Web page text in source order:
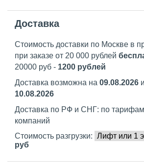
Доставка
Стоимость доставки по Москве в
при заказе от 20 000 рублей
20000 руб - 1200 рублей
Доставка возможна на 09.08.2026
10.08.2026
Доставка по РФ и СНГ: по
компаний
Стоимость разгрузки:
руб